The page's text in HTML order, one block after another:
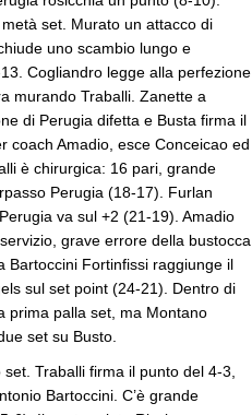
set. Murato un attacco di
uno scambio lungo e
Cogliandro legge alla perfezione
murando Traballi. Zanette a
di Perugia difetta e Busta firma il
coach Amadio, esce Conceicao ed
è chirurgica: 16 pari, grande
Perugia (18-17). Furlan
va sul +2 (21-19). Amadio
grave errore della bustocca
Bartoccini Fortinfissi raggiunge il
sul set point (24-21). Dentro di
prima palla set, ma Montano
set su Busto.
Traballi firma il punto del 4-3,
Bartoccini. C’è grande